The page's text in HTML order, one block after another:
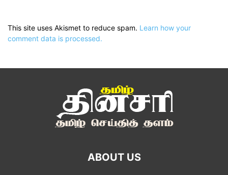
This site uses Akismet to reduce spam. Learn how your
comment data is processed.
ABOUT US